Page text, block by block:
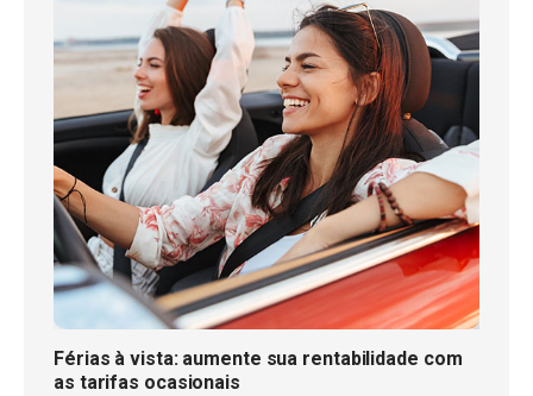
Férias à vista: aumente sua rentabilidade com
as tarifas ocasionais